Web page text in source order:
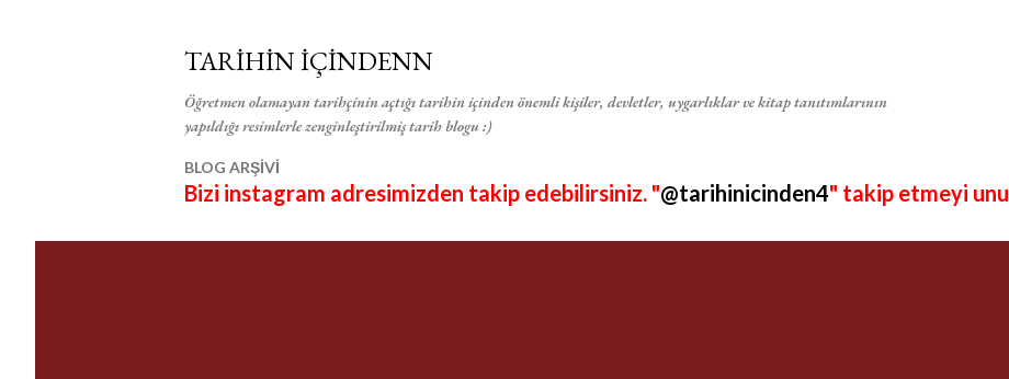
TARİHİN İÇİNDENN
Öğretmen olamayan tarihçinin açtığı tarihin içinden önemli kişiler, devletler, uygarlıklar ve kitap tanıtımlarının
yapıldığı resimlerle zenginleştirilmiş tarih blogu :)
BLOG ARŞİVİ
Bizi instagram adresimizden takip edebilirsiniz. "@tarihinicinden4" takip etmeyi